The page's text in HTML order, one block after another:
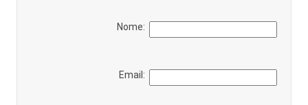
Nome:
Email: